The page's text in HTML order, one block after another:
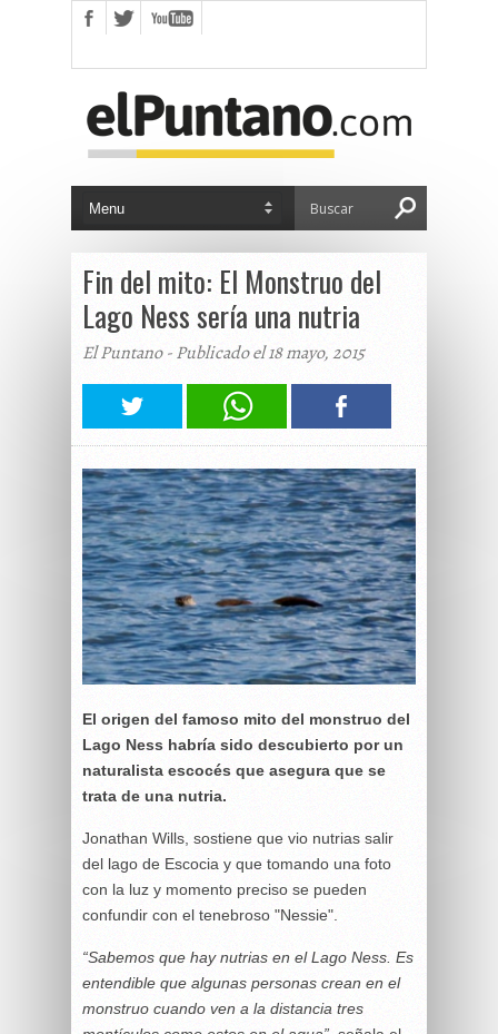
Fin del mito: El Monstruo del
Lago Ness sería una nutria
El Puntano - Publicado el 18 mayo, 2015
El origen del famoso mito del monstruo del
Lago Ness habría sido descubierto por un
naturalista escocés que asegura que se
trata de una nutria.
Jonathan Wills, sostiene que vio nutrias salir
del lago de Escocia y que tomando una foto
con la luz y momento preciso se pueden
confundir con el tenebroso "Nessie".
“Sabemos que hay nutrias en el Lago Ness. Es
entendible que algunas personas crean en el
monstruo cuando ven a la distancia tres